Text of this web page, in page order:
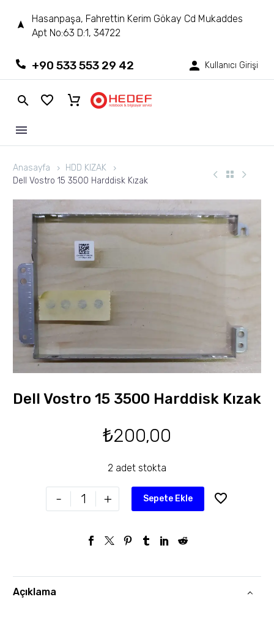
Hasanpaşa, Fahrettin Kerim Gökay Cd Mukaddes
Apt No:63 D:1, 34722
+90 533 553 29 42 Kullanıcı Girişi
Anasayfa
HDD KIZAK
Dell Vostro 15 3500 Harddisk Kızak
Dell Vostro 15 3500 Harddisk Kızak
₺200,00
2 adet stokta
- + Sepete Ekle
Açıklama